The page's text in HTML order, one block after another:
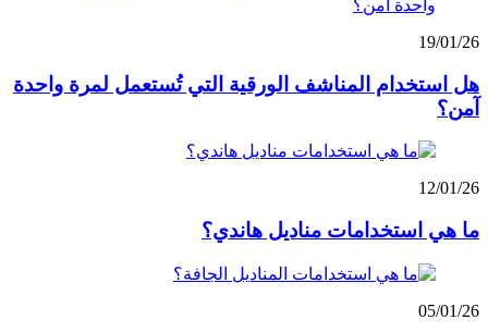
19/01/26
هل استخدام المناشف الورقية التي تُستعمل لمرة واحدة
آمن؟
12/01/26
ما هي استخدامات مناديل هاندي؟
05/01/26